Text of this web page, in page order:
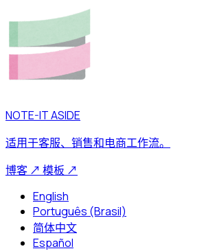
NOTE-IT ASIDE
适用于客服、销售和电商工作流。
博客 ↗ 模板 ↗
English
Português (Brasil)
简体中文
Español